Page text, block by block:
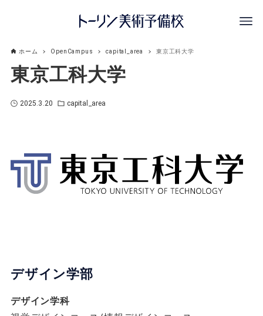
ホーム OpenCampus capital_area 東京工科大学
東京工科大学
2025.3.20 capital_area
デザイン学部
デザイン学科